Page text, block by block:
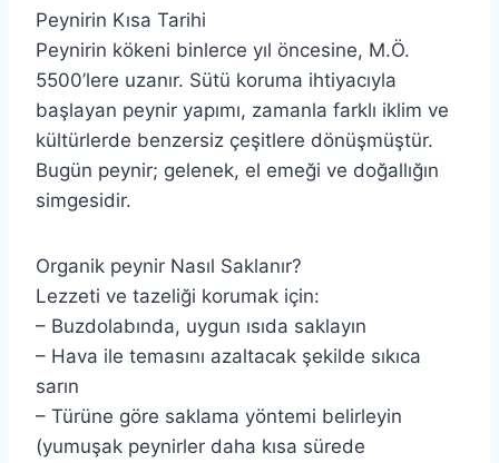
Peynirin Kısa Tarihi
Peynirin kökeni binlerce yıl öncesine, M.Ö.
5500’lere uzanır. Sütü koruma ihtiyacıyla
başlayan peynir yapımı, zamanla farklı iklim ve
kültürlerde benzersiz çeşitlere dönüşmüştür.
Bugün peynir; gelenek, el emeği ve doğallığın
simgesidir.
Organik peynir Nasıl Saklanır?
Lezzeti ve tazeliği korumak için:
– Buzdolabında, uygun ısıda saklayın
– Hava ile temasını azaltacak şekilde sıkıca
sarın
– Türüne göre saklama yöntemi belirleyin
(yumuşak peynirler daha kısa sürede